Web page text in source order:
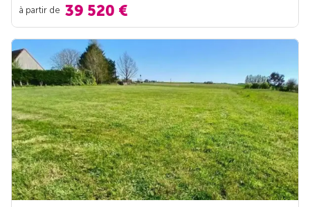
à partir de 39 520 €